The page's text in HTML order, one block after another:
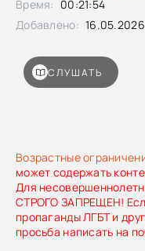
Возрастные
может содержать
Для
СТРОГО ЗАПРЕЩЕН!
пропаганды ЛГБТ и
просьба написать на
СЛУШАТЬ
Время: 00:21:54
Добавлено: 16.05.2026